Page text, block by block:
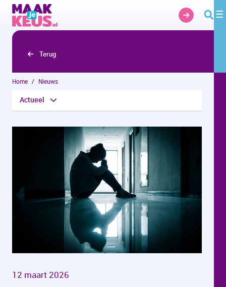
Overslaan en naar hoofdinhoud gaan
Terug
Home Nieuws
Actueel
12 maart 2026